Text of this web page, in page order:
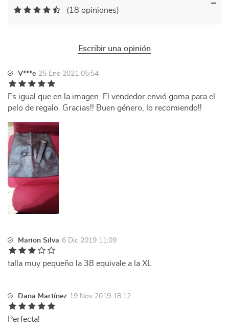
(18 opiniones)
Escribir una opinión
V***e 25 Ene 2021 05:54
Es igual que en la imagen. El vendedor envió goma para el
pelo de regalo. Gracias!! Buen género, lo recomiendo!!
Marion Silva 6 Dic 2019 11:09
talla muy pequeño la 38 equivale a la XL
Dana Martínez 19 Nov 2019 18:12
Perfecta!